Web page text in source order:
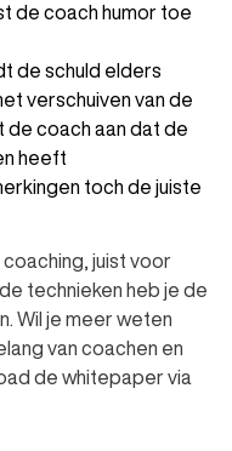
de coach humor toe
de schuld elders
verschuiven van de
de coach aan dat de
heeft
toch de juiste
coaching, juist voor
technieken heb je de
Wil je meer weten
van coachen en
de whitepaper via